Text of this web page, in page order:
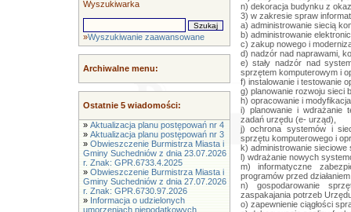
Wyszukiwarka
»Wyszukiwanie zaawansowane
Archiwalne menu:
Ostatnie 5 wiadomości:
» Aktualizacja planu postępowań nr 4
» Aktualizacja planu postępowań nr 3
» Obwieszczenie Burmistrza Miasta i
Gminy Suchedniów z dnia 23.07.2026
r. Znak: GPR.6733.4.2025
» Obwieszczenie Burmistrza Miasta i
Gminy Suchedniów z dnia 27.07.2026
r. Znak: GPR.6730.97.2026
» Informacja o udzielonych
umorzeniach niepodatkowych
n) dekoracja budynku z
3) w zakresie spraw
a) administrowanie siecią
b) administrowanie
c) zakup nowego i
d) nadzór nad naprawami,
e) stały nadzór nad
sprzętem komputerowym i
f) instalowanie i testowanie
g) planowanie rozwoju sieci
h) opracowanie i
i) planowanie i wdrażanie
zadań urzędu (e- urząd),
j) ochrona systemów i
sprzętu komputerowego i
k) administrowanie
l) wdrażanie nowych
m) informatyczne
programów przed
n) gospodarowanie
zaspakajania potrzeb
o) zapewnienie ciągłości